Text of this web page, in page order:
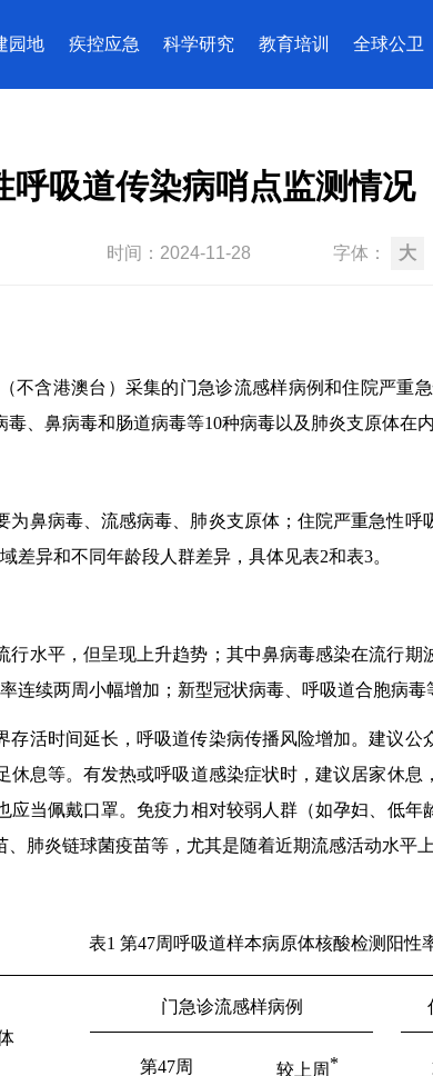
园地 疾控应急 科学研究 教育培训 全球公卫
呼吸道传染病哨点监测情况
时间： 2024-11-28 字体： 大
不含港澳台）采集的门急诊流感样病例和住院严重
毒、鼻病毒和肠道病毒等10种病毒以及肺炎支原体在
鼻病毒、流感病毒、肺炎支原体；住院严重急性
差异和不同年龄段人群差异，具体见表2和表3。
水平，但呈现上升趋势；其中鼻病毒感染在流行
连续两周小幅增加；新型冠状病毒、呼吸道合胞病毒
活时间延长，呼吸道传染病传播风险增加。建议
息等。有发热或呼吸道感染症状时，建议居家休
当佩戴口罩。免疫力相对较弱人群（如孕妇、低
肺炎链球菌疫苗等，尤其是随着近期流感活动水平
表1 第47周呼吸道样本病原体核酸检测阳性
门急诊流感样病例
第47周 较上周*